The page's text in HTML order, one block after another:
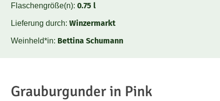
Flaschengröße(n):0.75 l
Lieferung durch:Winzermarkt
Weinheld*in: Bettina Schumann
Grauburgunder in Pink